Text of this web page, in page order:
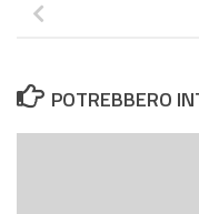
POTREBBERO